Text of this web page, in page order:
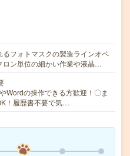
フォトマスクの製造ラインオペ
ロン単位の細かい作業や液晶…
の操作できる方歓迎！〇ま
！履歴書不要で気…